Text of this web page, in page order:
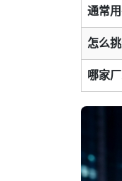
通常用
怎么
哪家